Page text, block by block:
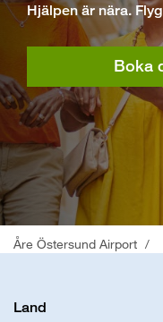
Hjälpen är nära.
Boka
Åre Östersund Airport /
Land